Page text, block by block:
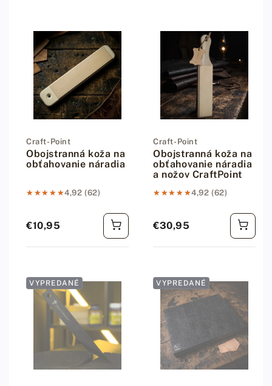
Dodávateľ:
Craft-Point
Obojstranná koža na
obťahovanie náradia
★★★★★
★★★★★4,92 (62)
Bežná cena
€10,95
Dodávateľ:
Craft-Point
Obojstranná koža na
obťahovanie náradia
a nožov CraftPoint
★★★★★
★★★★★4,92 (62)
Bežná cena
€30,95
VYPREDANÉ VYPREDANÉ